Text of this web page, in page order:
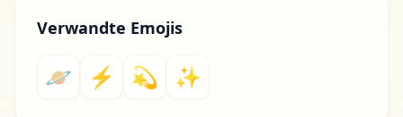
Verwandte Emojis
🪐 ⚡ 💫 ✨